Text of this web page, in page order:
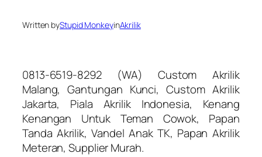
Written byStupid MonkeyinAkrilik
0813-6519-8292 (WA) Custom Akrilik
Malang, Gantungan Kunci, Custom Akrilik
Jakarta, Piala Akrilik Indonesia, Kenang
Kenangan Untuk Teman Cowok, Papan
Tanda Akrilik, Vandel Anak TK, Papan Akrilik
Meteran, Supplier Murah.